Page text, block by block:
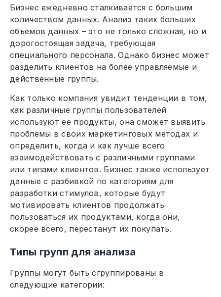
Бизнес ежедневно сталкивается с большим
количеством данных. Анализ таких больших
объемов данных – это не только сложная, но и
дорогостоящая задача, требующая
специального персонала. Однако бизнес может
разделить клиентов на более управляемые и
действенные группы.
Как только компания увидит тенденции в том,
как различные группы пользователей
используют ее продукты, она сможет выявить
проблемы в своих маркетинговых методах и
определить, когда и как лучше всего
взаимодействовать с различными группами
или типами клиентов. Бизнес также использует
данные с разбивкой по категориям для
разработки стимулов, которые будут
мотивировать клиентов продолжать
пользоваться их продуктами, когда они,
скорее всего, перестанут их покупать.
Типы групп для анализа
Группы могут быть сгруппированы в
следующие категории: